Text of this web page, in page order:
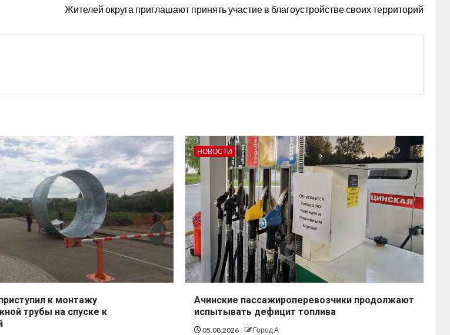
Жителей округа приглашают принять участие в благоустройстве своих территорий
к монтажу
трубы на спуске к
НОВОСТИ
Ачинские пассажироперевозчики продолжают
испытывать дефицит топлива
05.08.2026 Город А